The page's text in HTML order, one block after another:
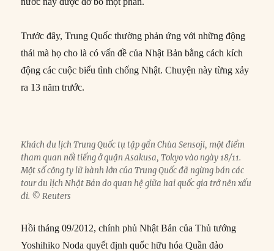
Trước đây, Trung Quốc thường phản ứng với những động
thái mà họ cho là có vấn đề của Nhật Bản bằng cách kích
động các cuộc biểu tình chống Nhật. Chuyện này từng xảy
ra 13 năm trước.
Khách du lịch Trung Quốc tụ tập gần Chùa Sensoji, một điểm
tham quan nổi tiếng ở quận Asakusa, Tokyo vào ngày 18/11.
Một số công ty lữ hành lớn của Trung Quốc đã ngừng bán các
tour du lịch Nhật Bản do quan hệ giữa hai quốc gia trở nên xấu
đi. © Reuters
Hồi tháng 09/2012, chính phủ Nhật Bản của Thủ tướng
Yoshihiko Noda quyết định quốc hữu hóa Quần đảo